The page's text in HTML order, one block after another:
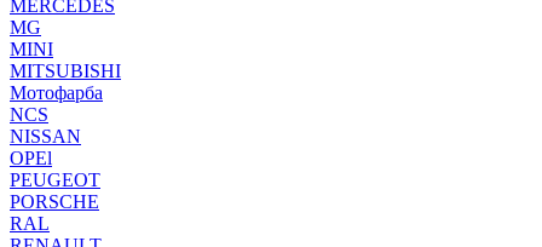
MERCEDES
MG
MINI
MITSUBISHI
Мотофарба
NCS
NISSAN
OPEl
PEUGEOT
PORSCHE
RAL